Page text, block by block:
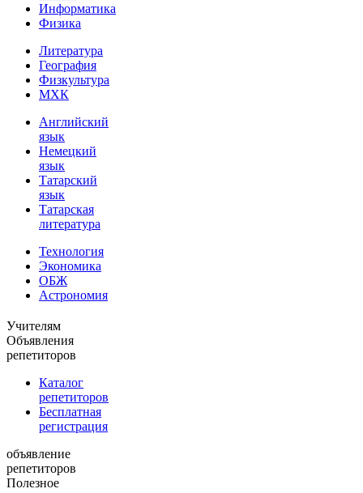
Информатика
Физика
Литература
География
Физкультура
МХК
Английский
язык
Немецкий
язык
Татарский
язык
Татарская
литература
Технология
Экономика
ОБЖ
Астрономия
Учителям
Объявления
репетиторов
Каталог
репетиторов
Бесплатная
регистрация
объявление
репетиторов
Полезное